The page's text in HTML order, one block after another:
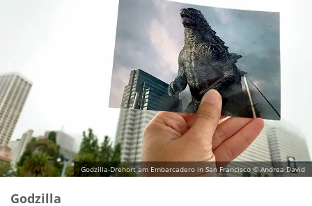
Godzilla-Drehort am Embarcadero in San Francisco © Andrea David
Godzilla